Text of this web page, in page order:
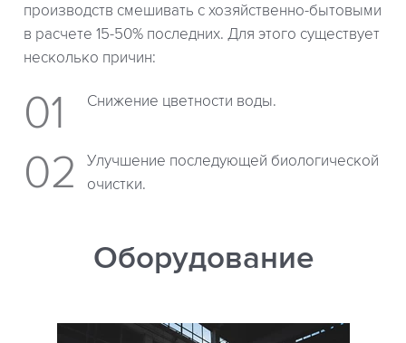
производств смешивать с хозяйственно-бытовыми
в расчете 15-50% последних. Для этого существует
несколько причин:
Снижение цветности воды.
Улучшение последующей биологической
очистки.
Оборудование